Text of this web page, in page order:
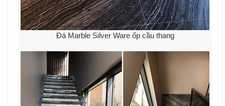
Đá Marble Silver Ware ốp cầu thang